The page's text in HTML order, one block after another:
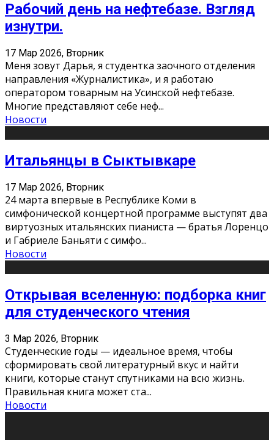
Рабочий день на нефтебазе. Взгляд
изнутри.
17 Мар 2026, Вторник
Меня зовут Дарья, я студентка заочного отделения
направления «Журналистика», и я работаю
оператором товарным на Усинской нефтебазе.
Многие представляют себе неф...
Новости
Итальянцы в Сыктывкаре
17 Мар 2026, Вторник
24 марта впервые в Республике Коми в
симфонической концертной программе выступят два
виртуозных итальянских пианиста — братья Лоренцо
и Габриеле Баньяти с симфо...
Новости
Открывая вселенную: подборка книг
для студенческого чтения
3 Мар 2026, Вторник
Студенческие годы — идеальное время, чтобы
сформировать свой литературный вкус и найти
книги, которые станут спутниками на всю жизнь.
Правильная книга может ста...
Новости